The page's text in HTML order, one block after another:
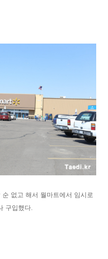
없고 해서 월마트에서 임시로
구입했다.